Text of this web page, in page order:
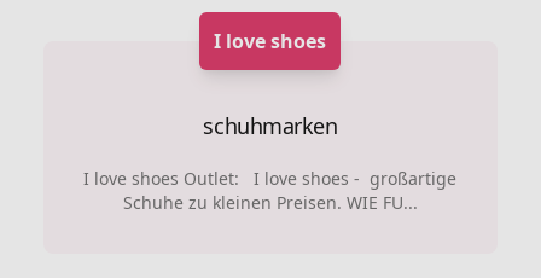
I love shoes
schuhmarken
I love shoes Outlet: I love shoes - großartige
Schuhe zu kleinen Preisen. WIE FU...